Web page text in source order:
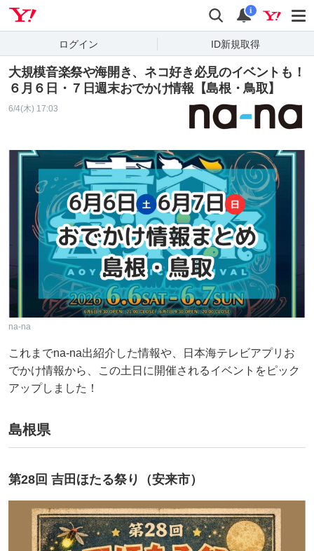
検索 通知
i
ログイン ID新規取得
大規模音楽祭や海開き、ネコ好き必見のイベントも！
６月６日・７日週末おでかけ情報【島根・鳥取】
6/4(木) 17:03
na-na
これまでna-na出紹介した情報や、日本海テレビアプリお
でかけ情報から、この土日に開催されるイベントをピック
アップしました！
島根県
第28回 吉田ほたる祭り（安来市）